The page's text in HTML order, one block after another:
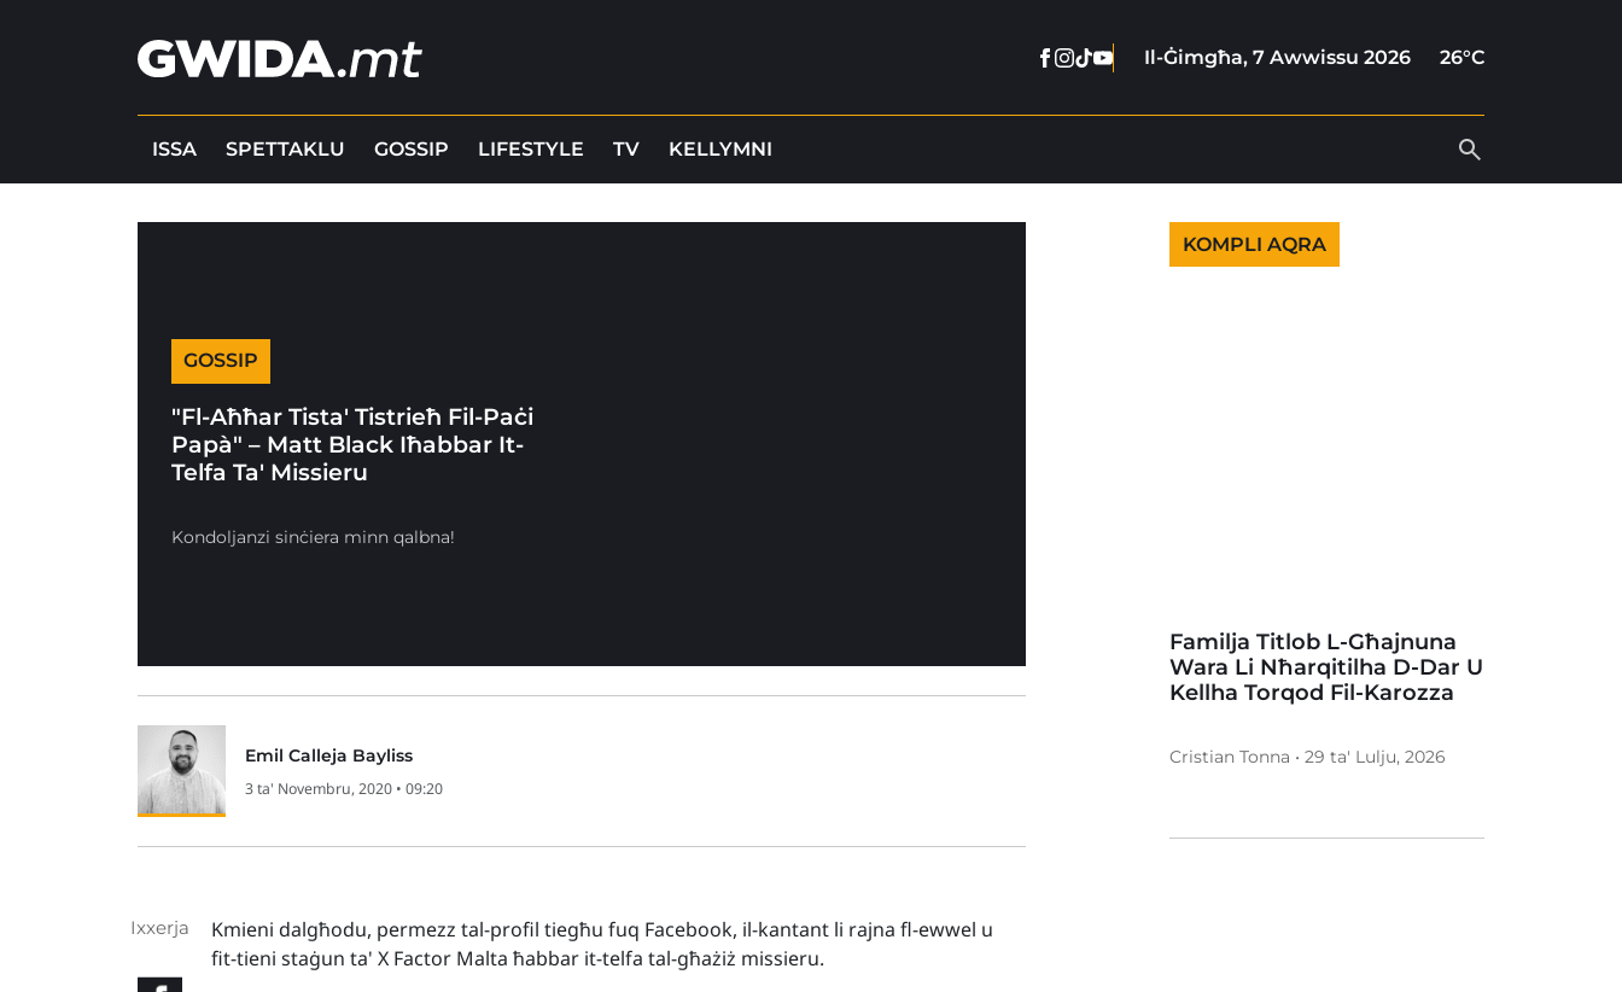
Facebook
Instagram
Tiktok
YoutubeIl-Ġimgħa, 7 Awwissu 2026 26°C
ISSA SPETTAKLU GOSSIP LIFESTYLE TV KELLYMNI
GOSSIP
"Fl-Aħħar Tista' Tistrieħ Fil-Paċi
Papà" – Matt Black Iħabbar It-
Telfa Ta' Missieru
Kondoljanzi sinċiera minn qalbna!
Emil Calleja Bayliss
3 ta' Novembru, 2020 • 09:20
Ixxerja
Kmieni dalgħodu, permezz tal-profil tiegħu fuq Facebook, il-kantant li rajna fl-ewwel u
fit-tieni staġun ta' X Factor Malta ħabbar it-telfa tal-għażiż missieru.
KOMPLI AQRA
Familja Titlob L-Għajnuna
Wara Li Nħarqitilha D-Dar U
Kellha Torqod Fil-Karozza
Cristian Tonna • 29 ta' Lulju, 2026